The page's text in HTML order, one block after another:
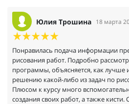
Юлия Трошина 18 марта
Понравилась подача информации
рисования работ. Подробно
программы, объясняется, как лучше
решению какой-либо из задач по
Плюсом к курсу много
создания своих работ, а также